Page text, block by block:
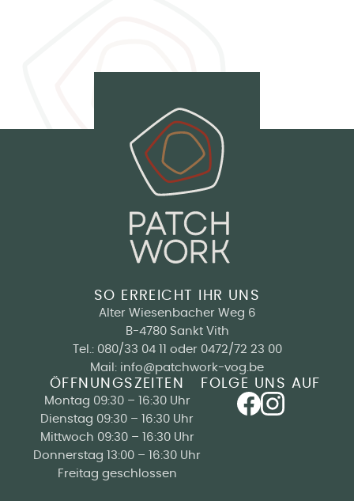
SO ERREICHT IHR UNS
Alter Wiesenbacher Weg 6
B-4780 Sankt Vith
Tel.: 080/33 04 11 oder 0472/72 23 00
Mail: info@patchwork-vog.be
ÖFFNUNGSZEITEN
Montag 09:30 – 16:30 Uhr
Dienstag 09:30 – 16:30 Uhr
Mittwoch 09:30 – 16:30 Uhr
Donnerstag 13:00 – 16:30 Uhr
Freitag geschlossen
FOLGE UNS AUF